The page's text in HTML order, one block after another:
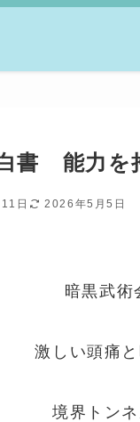
書 能力を
日 2026年5月5日
暗黒武術
激しい頭痛
境界トン